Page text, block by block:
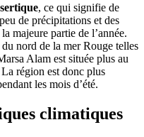
, ce qui signifie de
de précipitations et des
majeure partie de l’année.
nord de la mer Rouge telles
Alam est située plus au
région est donc plus
les mois d’été.
climatiques